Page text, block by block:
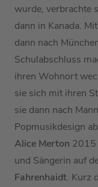
wurde, verbrachte
dann in Kanada.
dann nach
Schulabschluss
ihren Wohnort
sie sich mit ihren
sie dann nach
Popmusikdesign
Alice Merton 2015
und Sängerin auf
Fahrenhaidt. Kurz